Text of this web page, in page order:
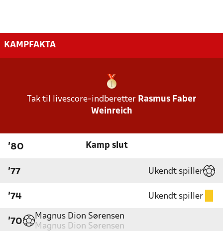
KAMPFAKTA
Tak til livescore-indberetter Rasmus Faber
Weinreich
'80 Kamp slut
'77 Ukendt spiller
'74 Ukendt spiller
'70
Magnus Dion Sørensen
Magnus Dion Sørensen